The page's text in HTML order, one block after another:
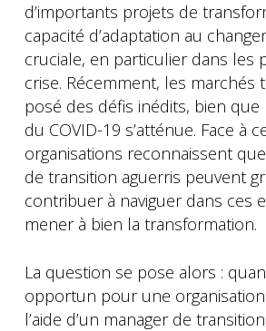
d’importants projets de
capacité d’adaptation au
cruciale, en particulier dans les
crise. Récemment, les marchés
posé des défis inédits, bien que
du COVID-19 s’atténue. Face à
organisations reconnaissent
de transition aguerris peuvent
contribuer à naviguer dans ces
mener à bien la transformation.
La question se pose alors :
opportun pour une
l’aide d’un manager de